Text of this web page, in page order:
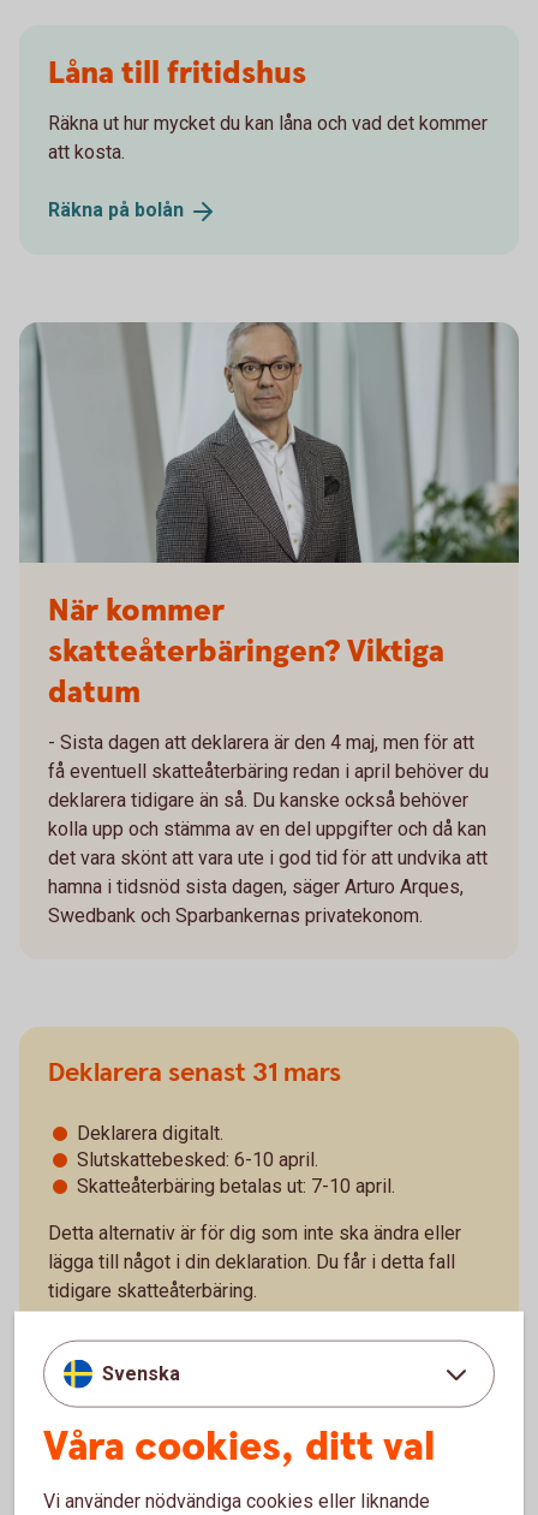
Låna till fritidshus
Räkna ut hur mycket du kan låna och vad det kommer
att kosta.
Räkna på bolån
När kommer
skatteåterbäringen? Viktiga
datum
- Sista dagen att deklarera är den 4 maj, men för att
få eventuell skatteåterbäring redan i april behöver du
deklarera tidigare än så. Du kanske också behöver
kolla upp och stämma av en del uppgifter och då kan
det vara skönt att vara ute i god tid för att undvika att
hamna i tidsnöd sista dagen, säger Arturo Arques,
Swedbank och Sparbankernas privatekonom.
Deklarera senast 31 mars
Deklarera digitalt.
Slutskattebesked: 6-10 april.
Skatteåterbäring betalas ut: 7-10 april.
Detta alternativ är för dig som inte ska ändra eller
lägga till något i din deklaration. Du får i detta fall
tidigare skatteåterbäring.
Deklarera senast 4 maj
Svenska
Våra cookies, ditt val
Vi använder nödvändiga cookies eller liknande